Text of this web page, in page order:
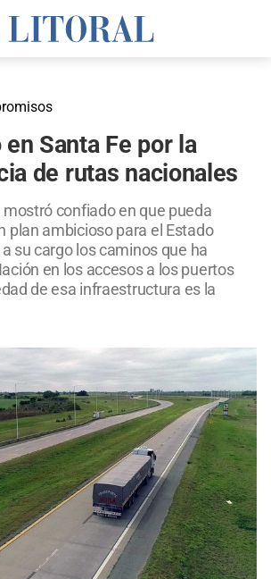
Santa Fe por la
de rutas nacionales
mostró confiado en que pueda
plan ambicioso para el Estado
su cargo los caminos que ha
en los accesos a los puertos
de esa infraestructura es la